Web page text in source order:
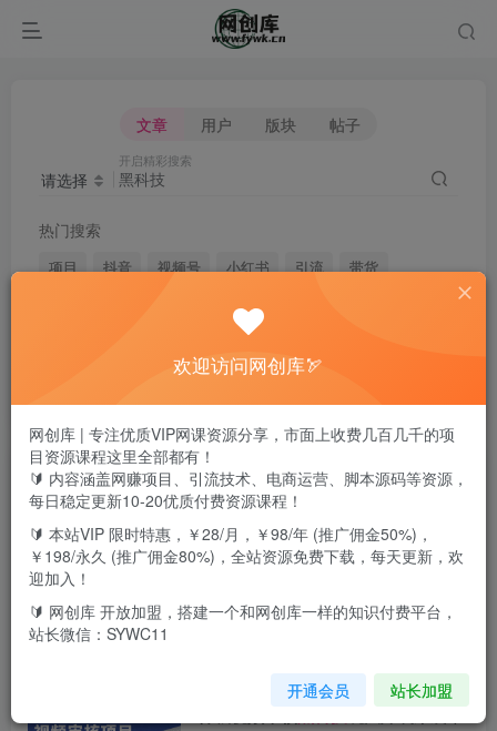
文章 用户 版块 帖子
请选择
开启精彩搜索
热门搜索
项目 抖音 视频号 小红书 引流
带货
闲鱼
拼多多
文章 用户 版块 帖子
搜索[黑科技]，共找到 95个文章
玩法炸裂来袭，10秒秒变下单机器，
732
欢迎访问网创库🏹
网创库 | 专注优质VIP网课资源分享，市面上收费几百几千的项
目资源课程这里全部都有！
🔰 内容涵盖网赚项目、引流技术、电商运营、脚本源码等资源，
每日稳定更新10-20优质付费资源课程！
🔰 本站VIP 限时特惠，￥28/月，￥98/年 (推广佣金50%)，
￥198/永久 (推广佣金80%)，全站资源免费下载，每天更新，欢
迎加入！
🔰 网创库 开放加盟，搭建一个和网创库一样的知识付费平台，
站长微信：SYWC11
开通会员 站长加盟